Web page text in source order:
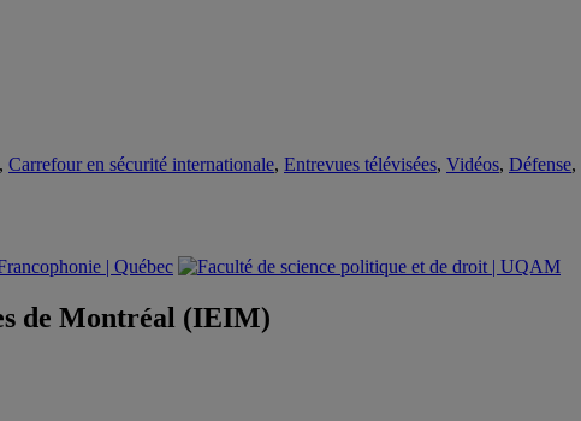
, Carrefour en sécurité internationale, Entrevues télévisées, Vidéos, Défense,
de Montréal (IEIM)